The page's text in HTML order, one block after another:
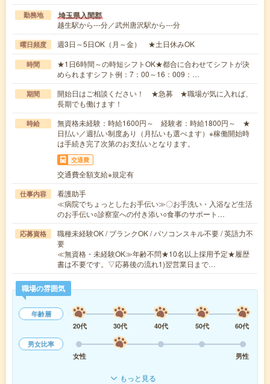
勤務地 埼玉県入間郡
越生駅から---分／武州唐沢駅から---分
曜日頻度 週3日～5日OK（月～金） ★土日休みOK
時間
★1日6時間～の時短シフトOK★都合に合わせてシフトが決
められますシフト例：7：00～16：009：…
期間
開始日はご相談ください！ ★急募 ★職場が気に入れば、
長期でも働けます！
時給
無資格未経験：時給1600円～ 経験者：時給1800円～ ★
日払い／週払い制度あり（月払いも選べます）※稼働開始時
は手続き完了次第のお支払いとなります。
交通費
交通費全額支給※規定有
仕事内容
看護助手
≪病院でちょっとしたお手伝い≫〇お手洗い・入浴など生活
のお手伝い○診察室への付き添い○食事のサポート…
応募資格
職種未経験OK / ブランクOK / パソコンスキル不要 / 英語力不
要
≪無資格・未経験OK≫年齢不問★10名以上採用予定★履歴
書は不要です。▽応募後の流れ1)翌営業日まで…
職場の雰囲気
年齢層
20代
30代 40代 50代
60代
男女比率
女性
男性
もっと見る